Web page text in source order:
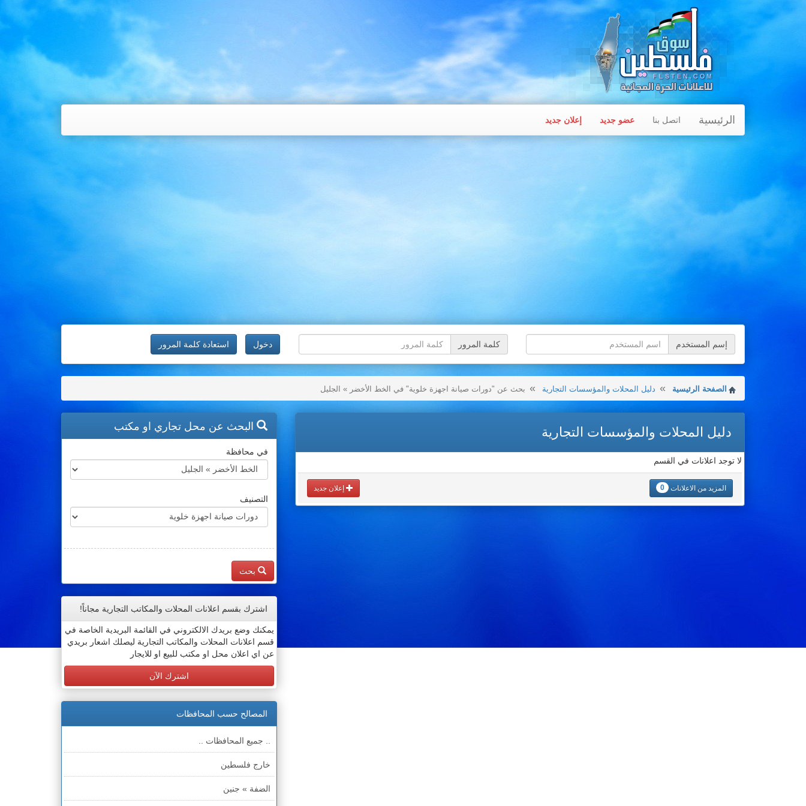
الرئيسية اتصل بنا عضو جديد إعلان جديد
إسم المستخدم كلمة المرور دخول استعادة كلمة المرور
الصفحة الرئيسية دليل المحلات والمؤسسات التجارية بحث عن "دورات صيانة اجهزة خلوية" في الخط الأخضر » الجليل
دليل المحلات والمؤسسات التجارية
لا توجد اعلانات في القسم
المزيد من الاعلانات 0 إعلان جديد
البحث عن محل تجاري او مكتب
في محافظة
التصنيف
بحث
اشترك بقسم اعلانات المحلات والمكاتب التجارية مجاناً!
يمكنك وضع بريدك الالكتروني في القائمة البريدية الخاصة في
قسم اعلانات المحلات والمكاتب التجارية ليصلك اشعار بريدي
عن اي اعلان محل او مكتب للبيع او للايجار
اشترك الآن
المصالح حسب المحافظات
.. جميع المحافظات ..
خارج فلسطين
الضفة » جنين